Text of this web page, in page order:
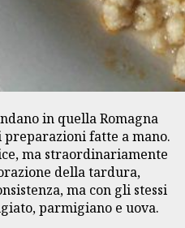
in quella Romagna
fatte a mano.
ma straordinariamente
della tardura,
ma con gli stessi
parmigiano e uova.